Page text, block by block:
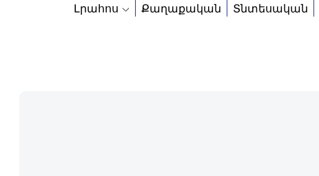
Լրահոս Քաղաքական Տնտեսական